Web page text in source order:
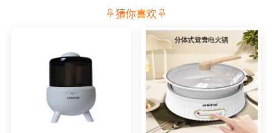
猜你喜欢